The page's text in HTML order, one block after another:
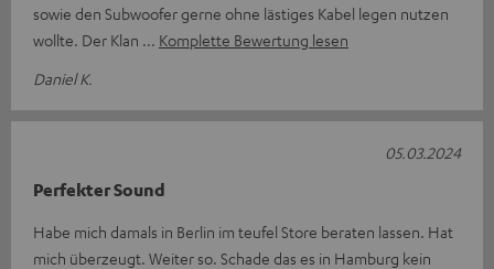
sowie den Subwoofer gerne ohne lästiges Kabel legen nutzen
wollte. Der Klan
Komplette Bewertung lesen
Daniel K.
Perfekter Sound
Habe mich damals in Berlin im teufel Store beraten lassen. Hat
mich überzeugt. Weiter so. Schade das es in Hamburg kein
05.03.2024